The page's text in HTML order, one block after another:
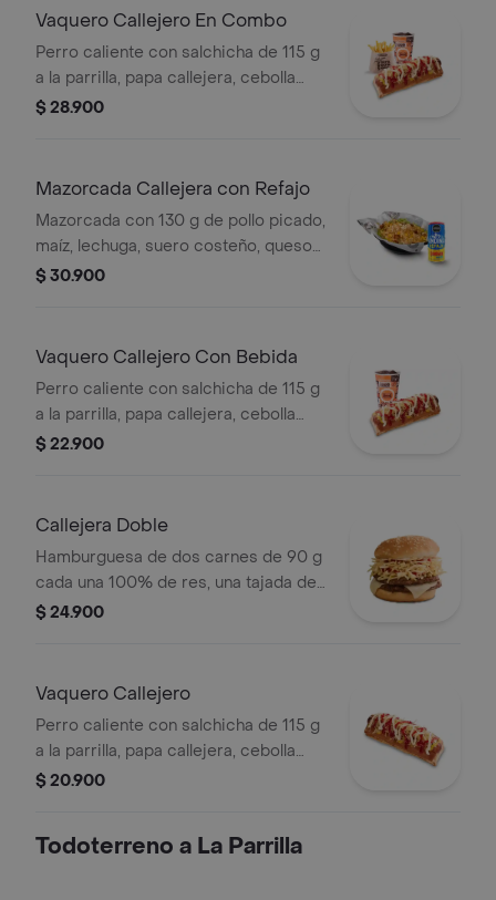
papas Corral medianas + bebida PET
Vaquero Callejero En Combo
Perro caliente con salchicha de 115 g
a la parrilla, papa callejera, cebolla
picada, salsa blanca, salsa de tomate
PET
$ 28.900
Mazorcada Callejera con Refajo
Mazorcada con 130 g de pollo picado,
maíz, lechuga, suero costeño, queso
costeño, salsa BBQ, salsa Corral,
$ 30.900
Vaquero Callejero Con Bebida
Perro caliente con salchicha de 115 g
a la parrilla, papa callejera, cebolla
picada, salsa blanca, salsa de tomate
$ 22.900
Callejera Doble
Hamburguesa de dos carnes de 90 g
cada una 100% de res, una tajada de
queso tipo mozzarella, papas
$ 24.900
Vaquero Callejero
Perro caliente con salchicha de 115 g
a la parrilla, papa callejera, cebolla
picada, salsa blanca, salsa de tomate
$ 20.900
Todoterreno a La Parrilla